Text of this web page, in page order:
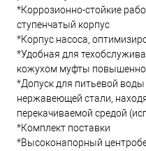
*Коррозионно-стойкие
ступенчатый корпус
*Корпус насоса,
*Удобная для
кожухом муфты
*Допуск для питьевой
нержавеющей стали,
перекачиваемой средой
*Комплект поставки
*Высоконапорный